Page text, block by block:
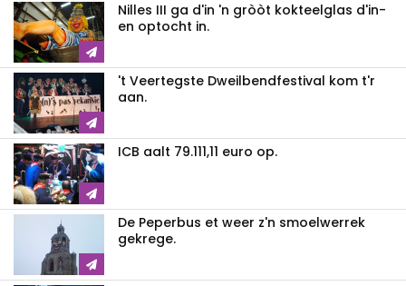
Nilles III ga d'in 'n gròòt kokteelglas d'in-
en optocht in.
't Veertegste Dweilbendfestival kom t'r
aan.
ICB aalt 79.111,11 euro op.
De Peperbus et weer z'n smoelwerrek
gekrege.